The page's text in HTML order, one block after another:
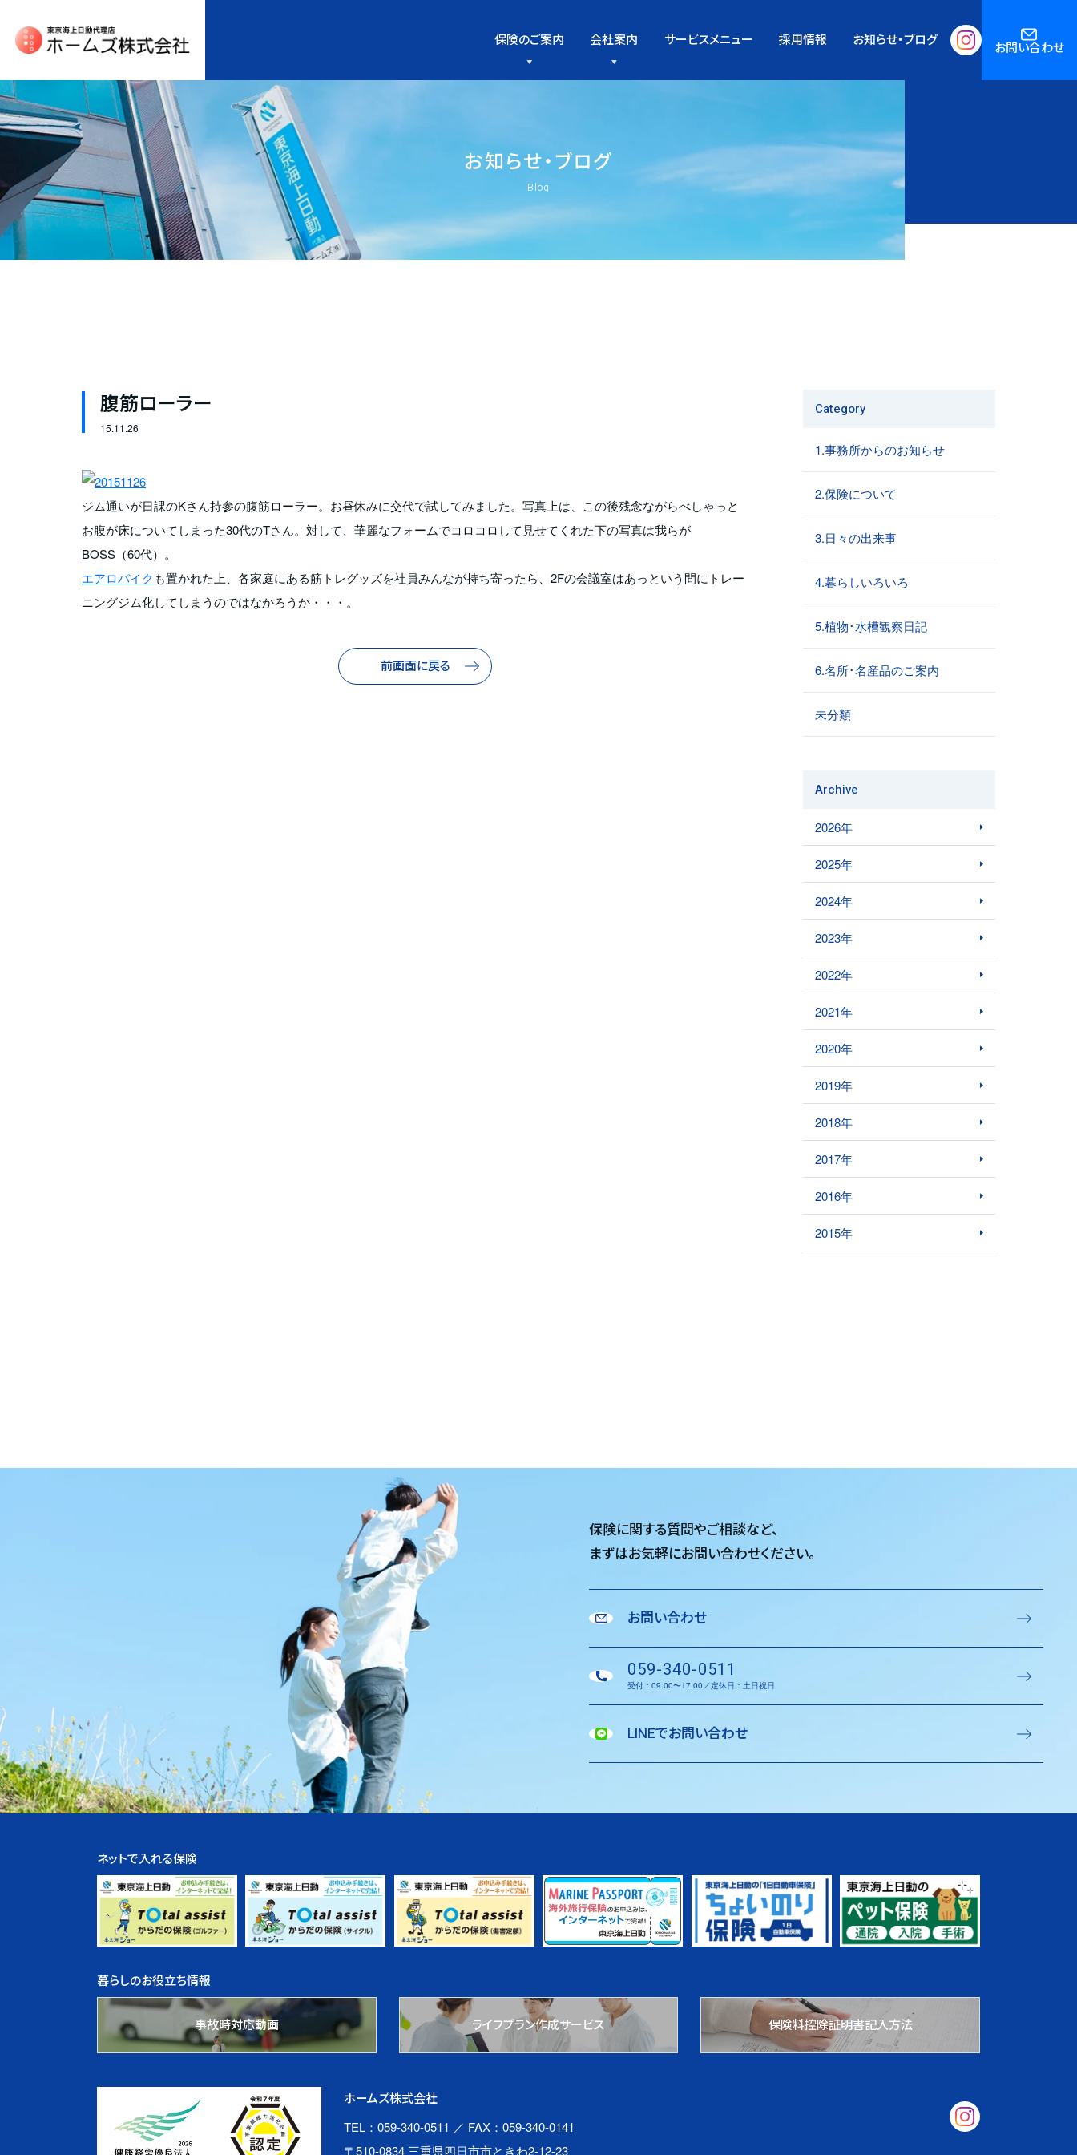
保険のご案内 会社案内 サービスメニュー 採用情報 お知らせ・ブログ お問い合わせ
お知らせ・ブログ
Blog
腹筋ローラー
15.11.26
ジム通いが日課のKさん持参の腹筋ローラー。お昼休みに交代で試してみました。写真上は、この後残念ながらべしゃっと
お腹が床についてしまった30代のTさん。対して、華麗なフォームでコロコロして見せてくれた下の写真は我らが
BOSS（60代）。
エアロバイクも置かれた上、各家庭にある筋トレグッズを社員みんなが持ち寄ったら、2Fの会議室はあっという間にトレー
ニングジム化してしまうのではなかろうか・・・。
前画面に戻る
Category
1.事務所からのお知らせ
2.保険について
3.日々の出来事
4.暮らしいろいろ
5.植物･水槽観察日記
6.名所･名産品のご案内
未分類
Archive
2026年
2025年
2024年
2023年
2022年
2021年
2020年
2019年
2018年
2017年
2016年
2015年
保険に関する質問やご相談など、
まずはお気軽にお問い合わせください。
お問い合わせ
059-340-0511
受付：09:00〜17:00／定休日：土日祝日
LINEでお問い合わせ
ネットで入れる保険
暮らしのお役立ち情報
事故時対応動画 ライフプラン作成サービス 保険料控除証明書記入方法
ホームズ株式会社
TEL：059-340-0511 ／ FAX：059-340-0141
〒510-0834 三重県四日市市ときわ2-12-23